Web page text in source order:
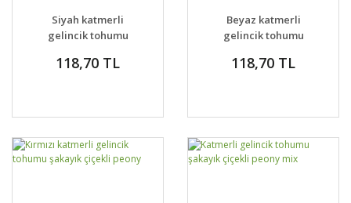
Siyah katmerli
gelincik tohumu
118,70 TL
Beyaz katmerli
gelincik tohumu
118,70 TL